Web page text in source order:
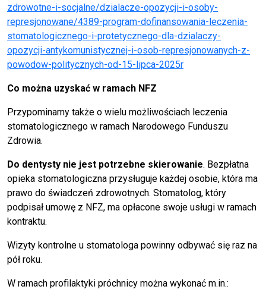
zdrowotne-i-socjalne/dzialacze-opozycji-i-osoby-
represjonowane/4389-program-dofinansowania-leczenia-
stomatologicznego-i-protetycznego-dla-dzialaczy-
opozycji-antykomunistycznej-i-osob-represjonowanych-z-
powodow-politycznych-od-15-lipca-2025r
Co można uzyskać w ramach NFZ
Przypominamy także o wielu możliwościach leczenia
stomatologicznego w ramach Narodowego Funduszu
Zdrowia.
Do dentysty nie jest potrzebne skierowanie. Bezpłatna
opieka stomatologiczna przysługuje każdej osobie, która ma
prawo do świadczeń zdrowotnych. Stomatolog, który
podpisał umowę z NFZ, ma opłacone swoje usługi w ramach
kontraktu.
Wizyty kontrolne u stomatologa powinny odbywać się raz na
pół roku.
W ramach profilaktyki próchnicy można wykonać m.in.: